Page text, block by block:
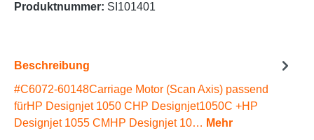
Produktnummer: SI101401
Beschreibung
#C6072-60148Carriage Motor (Scan Axis) passend
fürHP Designjet 1050 CHP Designjet1050C +HP
Designjet 1055 CMHP Designjet 10… Mehr